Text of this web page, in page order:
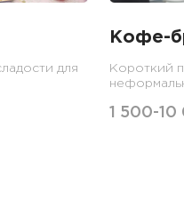
для
Кофе-
Короткий
1 500-